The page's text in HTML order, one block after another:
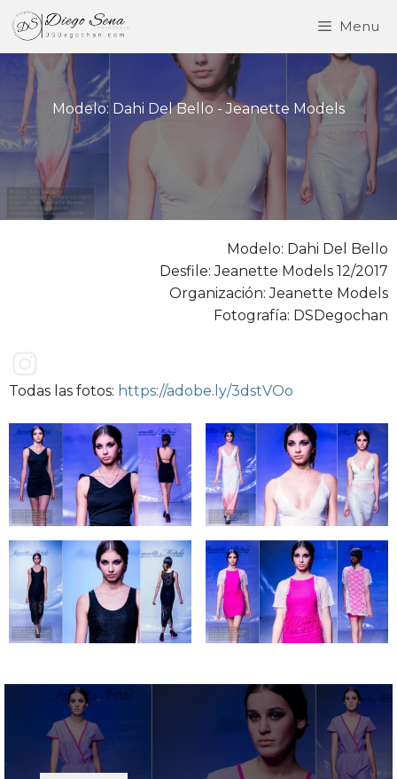
Saltar
contenido
Menu
Modelo: Dahi Del Bello - Jeanette Models
Modelo: Dahi Del Bello
Desfile: Jeanette Models 12/2017
Organización: Jeanette Models
Fotografía: DSDegochan
Todas las fotos: https://adobe.ly/3dstVOo